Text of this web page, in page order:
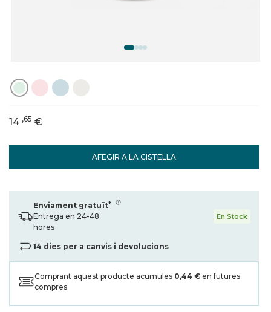
AFEGIR A LA CISTELLA
14 ,65 €
Enviament gratuït*
Entrega en 24-48
hores
En Stock
14 dies per a canvis i devolucions
Comprant aquest producte acumules 0,44 € en futures
compres